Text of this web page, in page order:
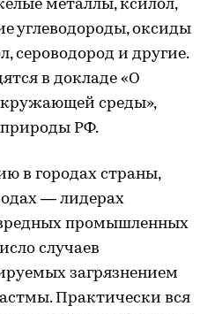
металлы, ксилол,
углеводороды, оксиды
сероводород и другие.
в докладе «О
среды»,
РФ.
в городах страны,
— лидерах
промышленных
случаев
загрязнением
Практически вся